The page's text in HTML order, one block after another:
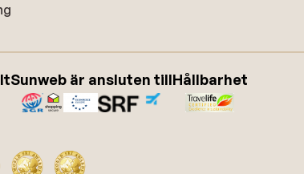
Sunweb är ansluten tillHållbarhet